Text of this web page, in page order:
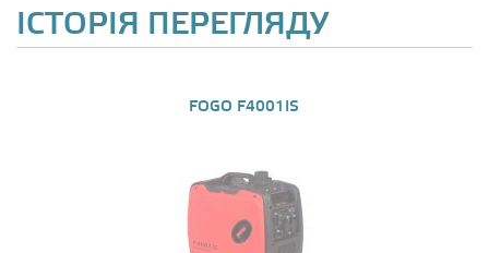
ІСТОРІЯ ПЕРЕГЛЯДУ
FOGO F4001IS